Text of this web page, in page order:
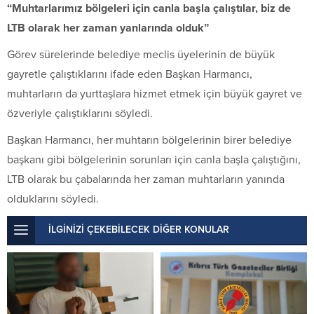
“Muhtarlarımız bölgeleri için canla başla çalıştılar, biz de
LTB olarak her zaman yanlarında olduk”
Görev sürelerinde belediye meclis üyelerinin de büyük
gayretle çalıştıklarını ifade eden Başkan Harmancı,
muhtarların da yurttaşlara hizmet etmek için büyük gayret ve
özveriyle çalıştıklarını söyledi.
Başkan Harmancı, her muhtarın bölgelerinin birer belediye
başkanı gibi bölgelerinin sorunları için canla başla çalıştığını,
LTB olarak bu çabalarında her zaman muhtarların yanında
olduklarını söyledi.
İLGİNİZİ ÇEKEBİLECEK DİĞER KONULAR